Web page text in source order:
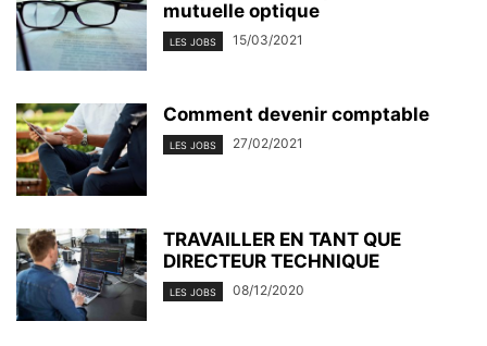
mutuelle optique
LES JOBS 15/03/2021
Comment devenir comptable
LES JOBS 27/02/2021
TRAVAILLER EN TANT QUE
DIRECTEUR TECHNIQUE
LES JOBS 08/12/2020